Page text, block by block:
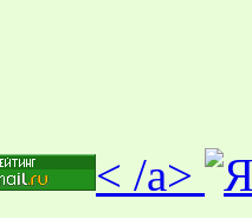
< /a>